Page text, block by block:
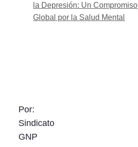
la Depresión: Un Compromiso
Global por la Salud Mental
Por:
Sindicato
GNP